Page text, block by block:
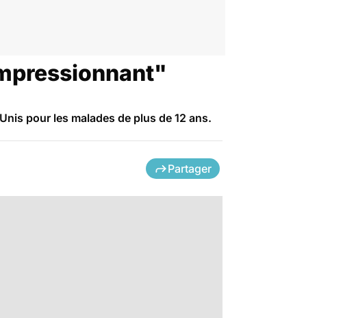
pour les malades de plus de 12 ans.
Partager